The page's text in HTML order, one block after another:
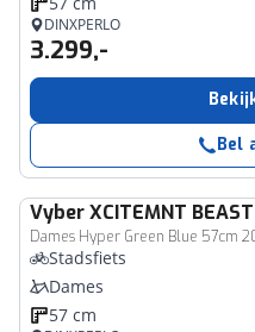
DINXPERLO
3.299,-
Bel
VyberXCITEMNT
Dames Hyper Green Blue 57cm
Stadsfiets
Dames
57 cm